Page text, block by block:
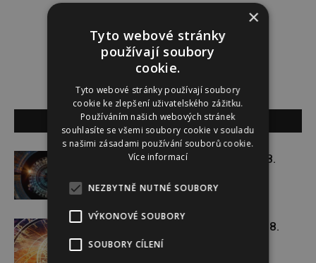
SOUVISEJÍCÍ ČLÁNKY
Týdenní horoskop 3. 8. – 9. 8.
Týdenní horoskop 27. 7. – 2. 8.
×
Tyto webové stránky
používají soubory
cookie.
Tyto webové stránky používají soubory
cookie ke zlepšení uživatelského zážitku.
Používáním našich webových stránek
souhlasíte se všemi soubory cookie v souladu
s našimi zásadami používání souborů cookie.
Více informací
NEZBYTNĚ NUTNÉ SOUBORY
VÝKONOVÉ SOUBORY
SOUBORY CÍLENÍ